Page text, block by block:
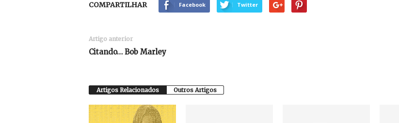
COMPARTILHAR Facebook Twitter
Artigo anterior
Citando… Bob Marley
Artigos Relacionados Outros Artigos